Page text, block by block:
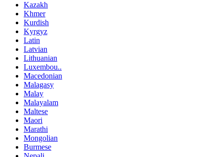
Kazakh
Khmer
Kurdish
Kyrgyz
Latin
Latvian
Lithuanian
Luxembou..
Macedonian
Malagasy
Malay
Malayalam
Maltese
Maori
Marathi
Mongolian
Burmese